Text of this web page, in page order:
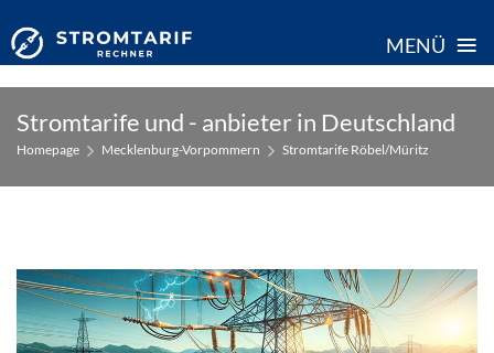
MENÜ ≡
content
Stromtarife und - anbieter in Deutschland
Homepage Mecklenburg-Vorpommern Stromtarife Röbel/Müritz